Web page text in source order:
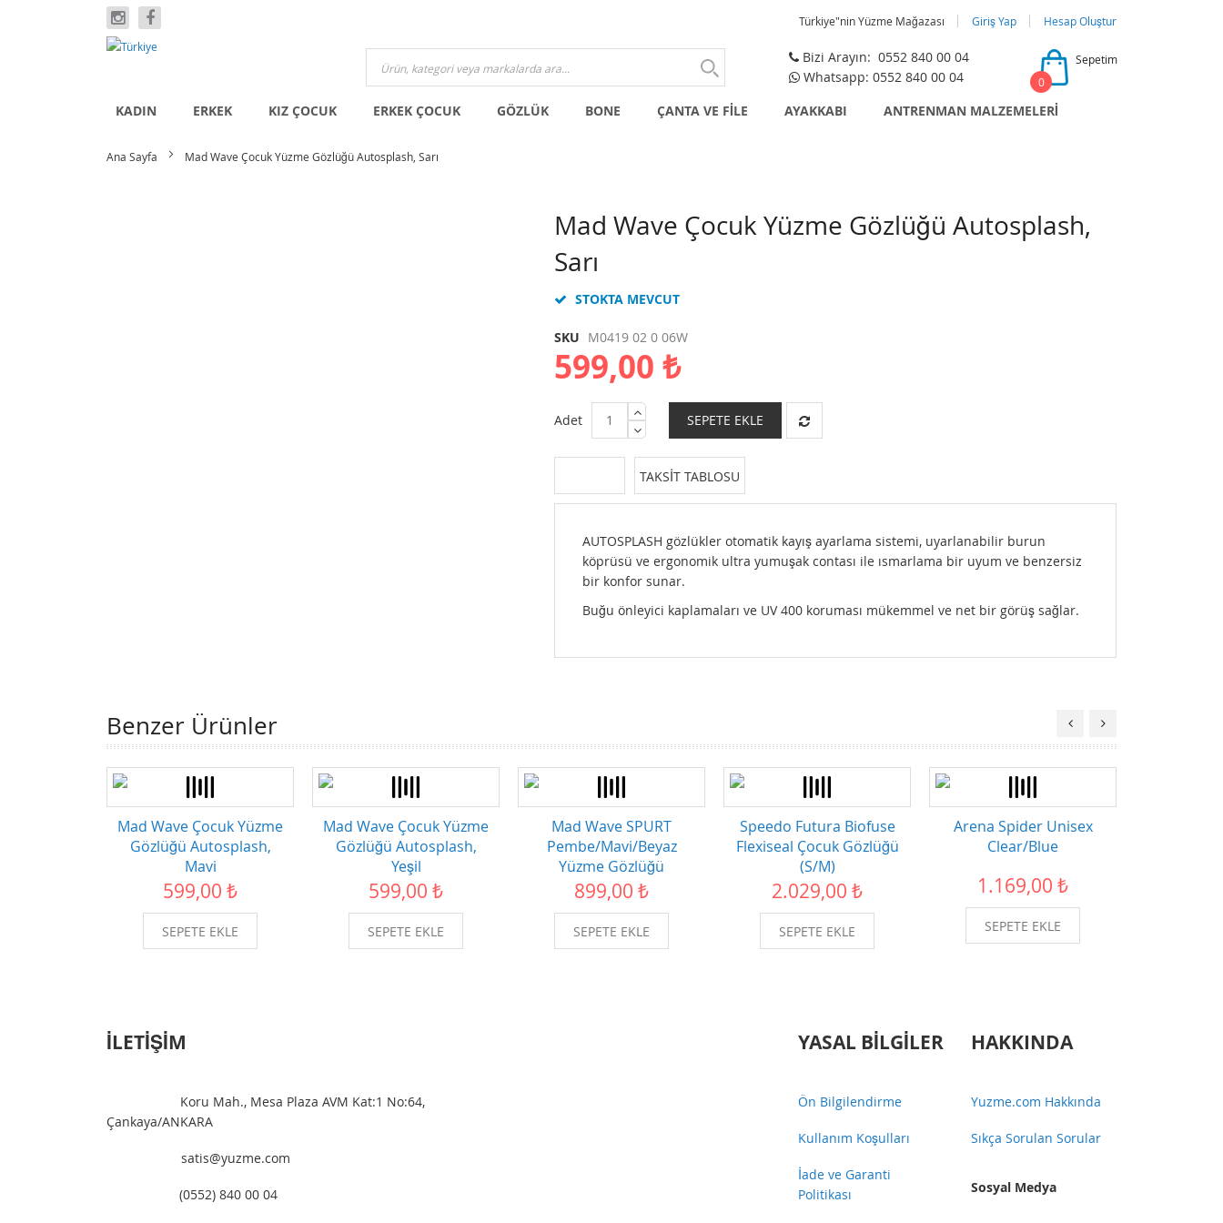
Türkiye"nin Yüzme Mağazası Giriş Yap
Hesap Oluştur
İçeriğe
Bizi Arayın: 0552 840 00 04
Whatsapp: 0552 840 00 04
Sepetim
0
KADIN ERKEK KIZ ÇOCUK ERKEK ÇOCUK GÖZLÜK BONE ÇANTA VE FİLE AYAKKABI ANTRENMAN MALZEMELERİ
Ana Sayfa Mad Wave Çocuk Yüzme Gözlüğü Autosplash, Sarı
Mad Wave Çocuk Yüzme Gözlüğü Autosplash,
Sarı
STOKTA MEVCUT
SKU M0419 02 0 06W
599,00 ₺
Adet SEPETE EKLE
TAKSIT TABLOSU
AUTOSPLASH gözlükler otomatik kayış ayarlama sistemi, uyarlanabilir burun
köprüsü ve ergonomik ultra yumuşak contası ile ısmarlama bir uyum ve benzersiz
bir konfor sunar.
Buğu önleyici kaplamaları ve UV 400 koruması mükemmel ve net bir görüş sağlar.
Resim
galerisinin
başlangıcına
Benzer Ürünler
Mad Wave Çocuk Yüzme
Gözlüğü Autosplash,
Mavi
599,00 ₺
SEPETE EKLE
Mad Wave Çocuk Yüzme
Gözlüğü Autosplash,
Yeşil
599,00 ₺
SEPETE EKLE
Mad Wave SPURT
Pembe/Mavi/Beyaz
Yüzme Gözlüğü
899,00 ₺
SEPETE EKLE
Speedo Futura Biofuse
Flexiseal Çocuk Gözlüğü
(S/M)
2.029,00 ₺
SEPETE EKLE
Arena Spider Unisex
Clear/Blue
1.169,00 ₺
SEPETE EKLE
İLETIŞIM
Koru Mah., Mesa Plaza AVM Kat:1 No:64,
Çankaya/ANKARA
satis@yuzme.com
(0552) 840 00 04
YASAL BILGILER
Ön Bilgilendirme
Kullanım Koşulları
İade ve Garanti
Politikası
HAKKINDA
Yuzme.com Hakkında
Sıkça Sorulan Sorular
Sosyal Medya